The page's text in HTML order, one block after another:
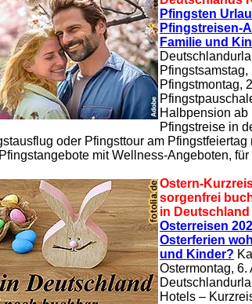
Pfingsten
Pfingstreisen-
Familie und
Pfingstsamstag,
Pfingstmontag,
Halbpension
Pfingstreise in
oder Pfingsttour am Pfingstfeiertag
mit Wellness-Angeboten,
Ostern-
sorgenfrei
in Deutschland
Osterreisen
Osterferien
und Kinder?
Ostermontag, 6.
Hotels –